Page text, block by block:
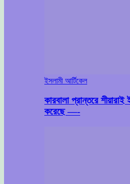
ইসলামী আর্টিকেল
কারবালা প্রান্তরে
করেছে —-